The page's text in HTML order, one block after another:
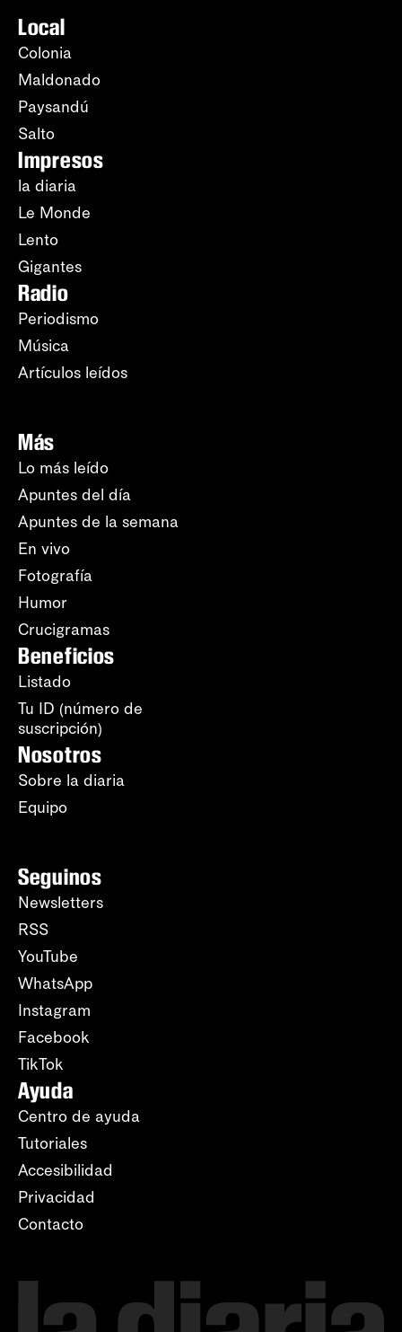
Local
Colonia
Maldonado
Paysandú
Salto
Impresos
la diaria
Le Monde
Lento
Gigantes
Radio
Periodismo
Música
Artículos leídos
Más
Lo más leído
Apuntes del día
Apuntes de la semana
En vivo
Fotografía
Humor
Crucigramas
Beneficios
Listado
Tu ID (número de
suscripción)
Nosotros
Sobre la diaria
Equipo
Seguinos
Newsletters
RSS
YouTube
WhatsApp
Instagram
Facebook
TikTok
Ayuda
Centro de ayuda
Tutoriales
Accesibilidad
Privacidad
Contacto